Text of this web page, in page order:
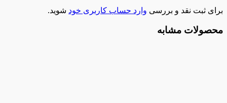
برای ثبت نقد و بررسی وارد حساب کاربری خود شوید.
محصولات مشابه